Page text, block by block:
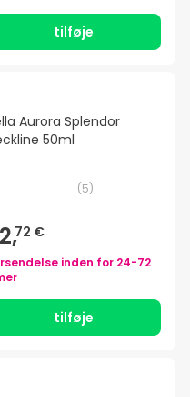
tilføje
Aurora Splendor
50ml
(5)
72 €
inden for 24-72
tilføje